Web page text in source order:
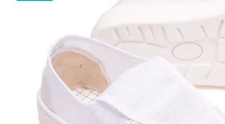
FORDERN
ZITAT